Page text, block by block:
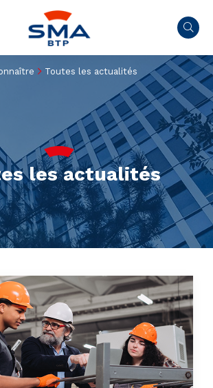
Toutes les actualités
les actualités